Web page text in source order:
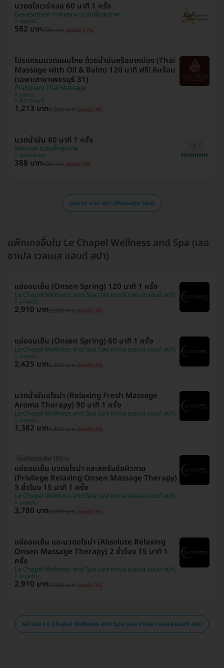
นวดอโลเวร่าเจล 60 นาที 1 ครั้ง
GayaSathan กายาสถาน นวดเพื่อสุขภาพ
ปทุมธานี
582 บาท700 บาท ประหยัด 17%
โปรแกรมนวดแผนไทย ด้วยน้ำมันหรือยาหม่อง (Thai
Massage with Oil & Balm) 120 นาที ฟรี! หินร้อน
(เฉพาะสาขาเพชรบุรี 31)
Pratunam Thai Massage
ราชเทวี
BTS ราชเทวี
1,213 บาท1,250 บาท ประหยัด 3%
นวดน้ำมัน 60 นาที 1 ครั้ง
พรฆเณศ นวดเพื่อสุขภาพ
สมุทรปราการ
388 บาท400 บาท ประหยัด 3%
ดูหมวด นวด สปา (Massage Spa)
แพ็กเกจอื่นใน Le Chapel Wellness and Spa (เลอ
ชาเปล เวลเนส แอนด์ สปา)
แช่ออนเซ็น (Onsen Spring) 120 นาที 1 ครั้ง
Le Chapel Wellness and Spa (เลอ ชาเปล เวลเนส แอนด์ สปา)
ลาดพร้าว
2,910 บาท3,000 บาท ประหยัด 3%
แช่ออนเซ็น (Onsen Spring) 60 นาที 1 ครั้ง
Le Chapel Wellness and Spa (เลอ ชาเปล เวลเนส แอนด์ สปา)
ลาดพร้าว
2,425 บาท2,500 บาท ประหยัด 3%
นวดน้ำมันอโรม่า (Relaxing Fresh Massage
Aroma Therapy) 90 นาที 1 ครั้ง
Le Chapel Wellness and Spa (เลอ ชาเปล เวลเนส แอนด์ สปา)
ลาดพร้าว
1,382 บาท1,425 บาท ประหยัด 3%
โอนจ่ายลดเพิ่ม 100 บ.
แช่ออนเซ็น นวดอโรม่า และสครับขัดผิวกาย
(Privilege Relaxing Onsen Massage Therapy)
3 ชั่วโมง 15 นาที 1 ครั้ง
Le Chapel Wellness and Spa (เลอ ชาเปล เวลเนส แอนด์ สปา)
ลาดพร้าว
3,780 บาท4,000 บาท ประหยัด 3%
แช่ออนเซ็น และนวดอโรม่า (Absolute Relaxing
Onsen Massage Therapy) 2 ชั่วโมง 15 นาที 1
ครั้ง
Le Chapel Wellness and Spa (เลอ ชาเปล เวลเนส แอนด์ สปา)
ลาดพร้าว
2,910 บาท3,000 บาท ประหยัด 3%
หน้ารวม Le Chapel Wellness and Spa (เลอ ชาเปล เวลเนส แอนด์ สปา)